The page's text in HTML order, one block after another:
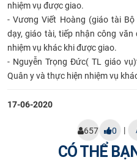
nhiệm vụ được giao.
- Vương Viết Hoàng (giáo tài
dạy, giáo tài, tiếp nhận công
nhiệm vụ khác khi được giao.
- Nguyễn Trọng Đức( TL giáo
Quân y và thực hiện nhiệm vụ
17-06-2020
657 0 |
CÓ THỂ